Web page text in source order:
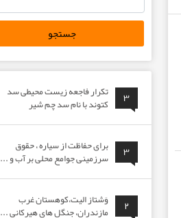
۳
تکرار فاجعه زیست محیطی سد
کتوند با نام سد چم شیر
۳
برای حفاظت از سیاره ، حقوق
سرزمینی جوامع محلی بر آب و ...
۲
وَشتاز الیت،کوهستان غرب
مازندران، جنگل های هیرکانی ...